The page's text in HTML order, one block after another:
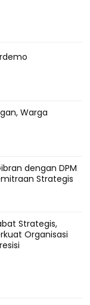
Warga
dengan DPM
Strategis
Strategis,
Organisasi